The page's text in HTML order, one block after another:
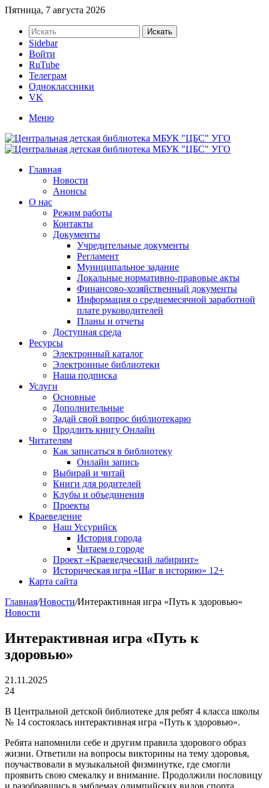
Пятница, 7 августа 2026
Искать
Sidebar
Войти
RuTube
Телеграм
Одноклассники
VK
Меню
Главная
Новости
Анонсы
О нас
Режим работы
Контакты
Документы
Учредительные документы
Регламент
Муниципальное задание
Локальные нормативно-правовые акты
Финансово-хозяйственный документы
Информация о среднемесячной заработной
плате руководителей
Планы и отчеты
Доступная среда
Ресурсы
Электронный каталог
Электронные библиотеки
Наша подписка
Услуги
Основные
Дополнительные
Задай свой вопрос библиотекарю
Продлить книгу Онлайн
Читателям
Как записаться в библиотеку
Онлайн запись
Выбирай и читай
Книги для родителей
Клубы и объединения
Проекты
Краеведение
Наш Уссурийск
История города
Читаем о городе
Проект «Краеведческий лабиринт»
Историческая игра «Шаг в историю» 12+
Карта сайта
Главная/Новости/Интерактивная игра «Путь к здоровью»
Новости
Интерактивная игра «Путь к
здоровью»
21.11.2025
24
В Центральной детской библиотеке для ребят 4 класса школы
№ 14 состоялась интерактивная игра «Путь к здоровью».
Ребята напомнили себе и другим правила здорового образ
жизни. Ответили на вопросы викторины на тему здоровья,
поучаствовали в музыкальной физминутке, где смогли
проявить свою смекалку и внимание. Продолжили пословицу
и разобравшись в эмблемах олимпийских видов спорта